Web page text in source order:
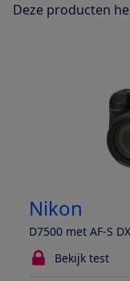
Deze producten
Nikon
D7500 met AF-S
Bekijk test